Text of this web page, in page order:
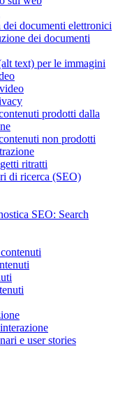
documenti elettronici
dei documenti
text) per le immagini
prodotti dalla
non prodotti
ritratti
di ricerca (SEO)
SEO: Search
e user stories